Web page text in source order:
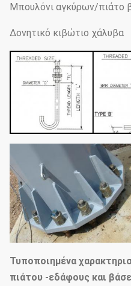
Μπουλόνι αγκύρων/πιάτο
Δονητικό κιβώτιο χάλυβα
Τυποποιημένα
πιάτου -εδάφους και